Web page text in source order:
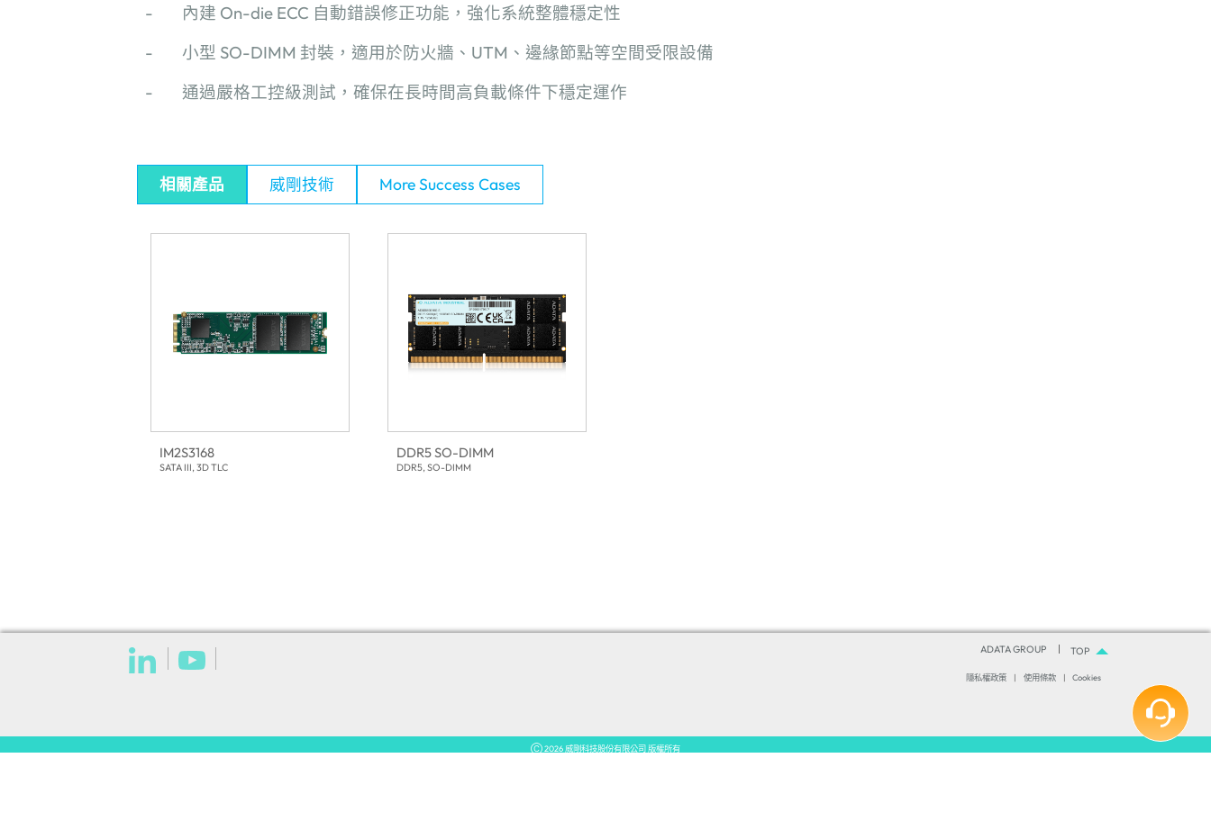
- 內建 On-die ECC 自動錯誤修正功能，強化系統整體穩定性
- 小型 SO-DIMM 封裝，適用於防火牆、 UTM 、邊緣節點等空間受限設備
- 通過嚴格工控級測試，確保在長時間高負載條件下穩定運作
相關產品 威剛技術 More Success Cases
IM2S3168
SATA III, 3D TLC
DDR5 SO-DIMM
DDR5, SO-DIMM
ADATA GROUP TOP
隱私權政策 | 使用條款 | Cookies
Ⓒ 2026 威剛科技股份有限公司 版權所有